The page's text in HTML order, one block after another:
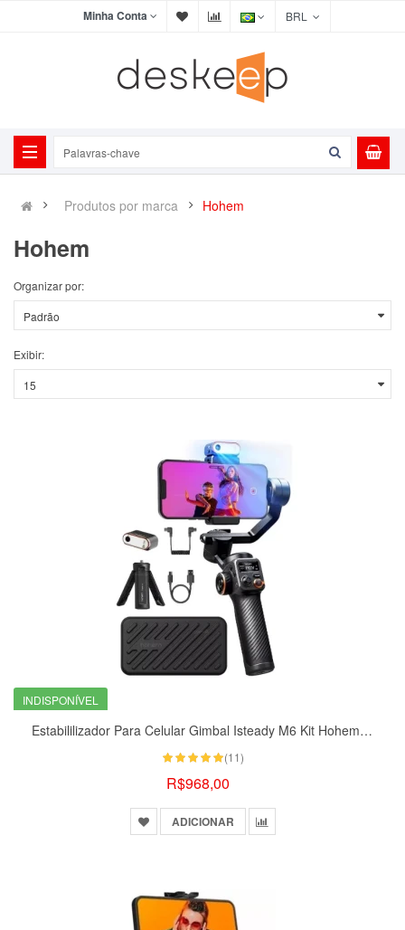
Minha Conta
Produtos por marca Hohem
Hohem
Organizar por:
Exibir:
INDISPONÍVEL
Estabililizador Para Celular Gimbal Isteady M6 Kit Hohem Pró Led
(11)
R$968,00
ADICIONAR